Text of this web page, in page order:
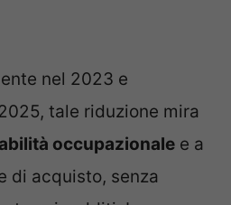
nel 2023 e
tale riduzione mira
occupazionale e a
di acquisto, senza